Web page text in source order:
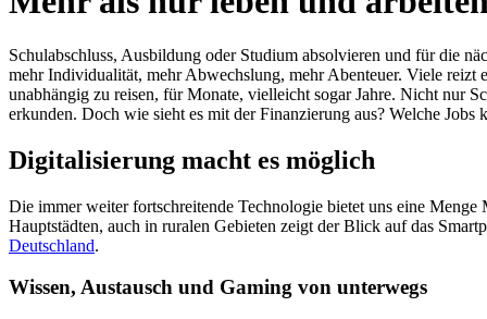
of
Schulabschluss, Ausbildung oder Studium absolvieren und für die
mehr Individualität, mehr Abwechslung, mehr Abenteuer. Viele reizt
unabhängig zu reisen, für Monate, vielleicht sogar Jahre. Nicht nur
erkunden. Doch wie sieht es mit der Finanzierung aus? Welche
Digitalisierung macht es möglich
Die immer weiter fortschreitende Technologie bietet uns eine
Hauptstädten, auch in ruralen Gebieten zeigt der Blick auf das
Deutschland.
Wissen, Austausch und Gaming von unterwegs